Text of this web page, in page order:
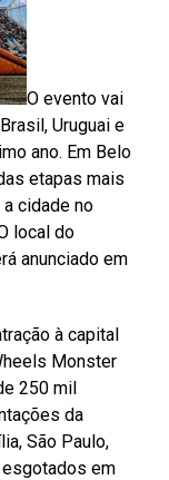
O evento vai
Uruguai e
ano. Em Belo
etapas mais
cidade no
local do
anunciado em
à capital
Monster
250 mil
da
São Paulo,
em